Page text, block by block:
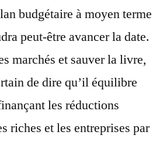
budgétaire à moyen terme
peut-être avancer la date.
marchés et sauver la livre,
de dire qu’il équilibre
les réductions
riches et les entreprises par